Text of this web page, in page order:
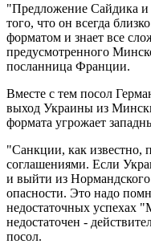
"Предложение Сайдика и
того, что он всегда
форматом и знает все
предусмотренного
посланница Франции.
Вместе с тем посол
выход Украины из
формата угрожает
"Санкции, как известно,
соглашениями. Если
и выйти из
опасности. Это надо
недостаточных успехах
недостаточен -
посол.